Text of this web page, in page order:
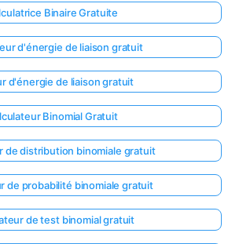
Binaire Gratuite
d'énergie de liaison gratuit
d'énergie de liaison gratuit
Binomial Gratuit
de distribution binomiale gratuit
de probabilité binomiale gratuit
de test binomial gratuit